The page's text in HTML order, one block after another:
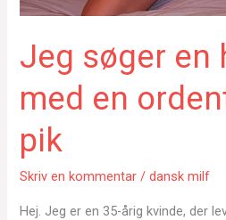
Jeg søger en
med en
pik
Skriv en kommentar /dansk milf
Hej. Jeg er en 35-årig kvinde, der